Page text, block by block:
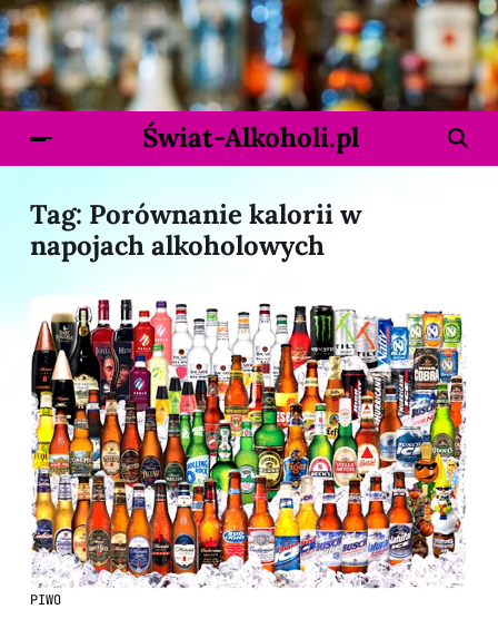
Świat-Alkoholi.pl
Tag: Porównanie kalorii w
napojach alkoholowych
PIWO